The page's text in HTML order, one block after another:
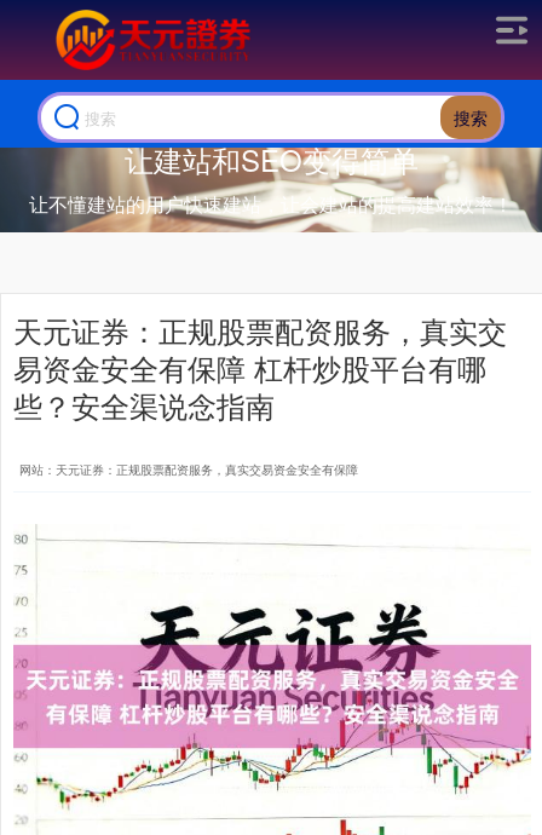
搜索
让建站和SEO变得简单
让不懂建站的用户快速建站，让会建站的提高建站效率！
天元证券：正规股票配资服务，真实交
易资金安全有保障 杠杆炒股平台有哪
些？安全渠说念指南
网站：天元证券：正规股票配资服务，真实交易资金安全有保障